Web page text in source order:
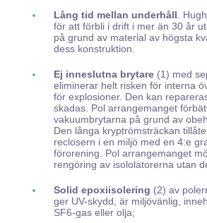
Lång tid mellan underhåll .
för att förbli i drift i mer än 30 år
på grund av material av högsta
dess konstruktion.
Ej inneslutna brytare (1) med
eliminerar helt risken för interna
för explosioner. Den kan
skadas. Pol arrangemanget
vakuumbrytarna på grund av
Den långa kryptrömsträckan
reclosern i en miljö med en 4:e
förorening. Pol arrangemanget
rengöring av isololatorerna utan
Solid epoxiisolering (2) av
ger UV-skydd, är miljövänlig,
SF6-gas eller olja;